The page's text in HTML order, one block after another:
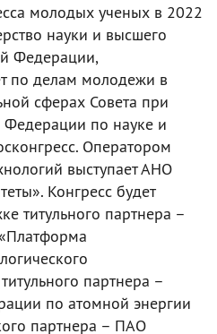
молодых ученых в 2022
науки и высшего
Федерации,
по делам молодежи в
сферах Совета при
Федерации по науке и
Оператором
выступает АНО
Конгресс будет
титульного партнера –
партнера –
по атомной энергии
партнера – ПАО